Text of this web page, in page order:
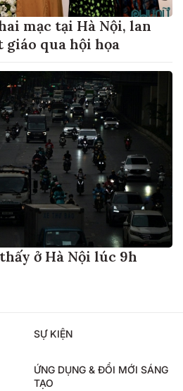
mạc tại Hà Nội, lan
qua hội họa
ở Hà Nội lúc 9h
SỰ KIỆN
ỨNG DỤNG & ĐỔI MỚI SÁNG
TẠO